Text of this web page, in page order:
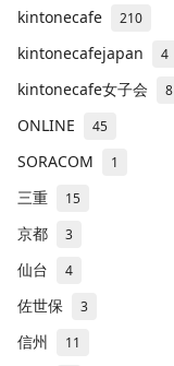
kintonecafe 210
kintonecafejapan 4
kintonecafe女子会 8
ONLINE 45
SORACOM 1
三重 15
京都 3
仙台 4
佐世保 3
信州 11